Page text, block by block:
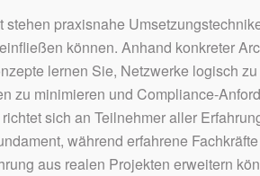
stehen praxisnahe
können. Anhand konkreter
lernen Sie, Netzwerke logisch
zu minimieren und Compliance-
sich an Teilnehmer aller
während erfahrene
aus realen Projekten erweitern